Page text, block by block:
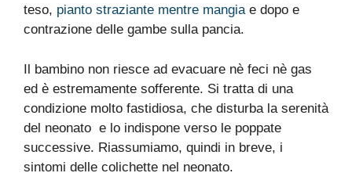
teso, pianto straziante mentre mangiae dopo e
contrazione delle gambe sulla pancia.
Il bambino non riesce ad evacuare nè feci nè gas
ed è estremamente sofferente. Si tratta di una
condizione molto fastidiosa, che disturba la serenità
del neonato e lo indispone verso le poppate
successive. Riassumiamo, quindi in breve, i
sintomi delle colichette nel neonato.